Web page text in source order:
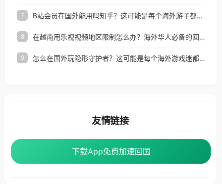
7 B站会员在国外能用吗知乎？这可能是每个海外游子都问过的问题
8 在越南用乐视视频地区限制怎么办？海外华人必备的回国加速攻略
9 怎么在国外玩隐形守护者？这可能是每个海外游戏迷都问过的问题
下载App免费加速回国
下载App免费加速回国
友情链接